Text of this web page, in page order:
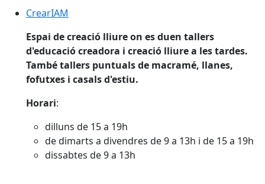
CrearIAM
CrearIAM
Espai de creació lliure on es duen tallers
d'educació creadora i creació lliure a les tardes.
També tallers puntuals de macramé, llanes,
fofutxes i casals d'estiu.
Horari:
dilluns de 15 a 19h
de dimarts a divendres de 9 a 13h i de 15 a 19h
dissabtes de 9 a 13h